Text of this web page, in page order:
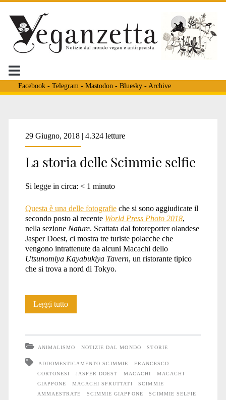
Facebook- Telegram - Mastodon - Bluesky- Archive
Tag:
<span>World
Press
Photo
2018</span>
29 Giugno, 2018 | 4.324 letture
La storia delle Scimmie selfie
Si legge in circa: < 1 minuto
Questa è una delle fotografieche si sono aggiudicate il
secondo posto al recente World Press Photo 2018,
nella sezione Nature. Scattata dal fotoreporter olandese
Jasper Doest, ci mostra tre turiste polacche che
vengono intrattenute da alcuni Macachi dello
Utsunomiya Kayabukiya Tavern, un ristorante tipico
che si trova a nord di Tokyo.
Leggi tuttoLa
selfie
ANIMALISMO NOTIZIE DAL MONDO STORIE
ADDOMESTICAMENTO SCIMMIE
FRANCESCO
CORTONESI
JASPER DOEST MACACHI
MACACHI
GIAPPONE
MACACHI SFRUTTATI
SCIMMIE
AMMAESTRATE
SCIMMIE GIAPPONE
SCIMMIE SELFIE